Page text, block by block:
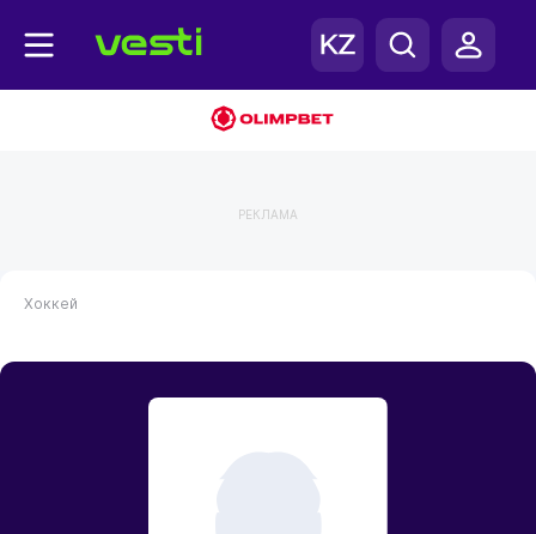
РЕКЛАМА
Хоккей